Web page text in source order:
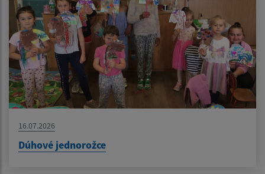
16.07.2026
Dúhové jednorožce